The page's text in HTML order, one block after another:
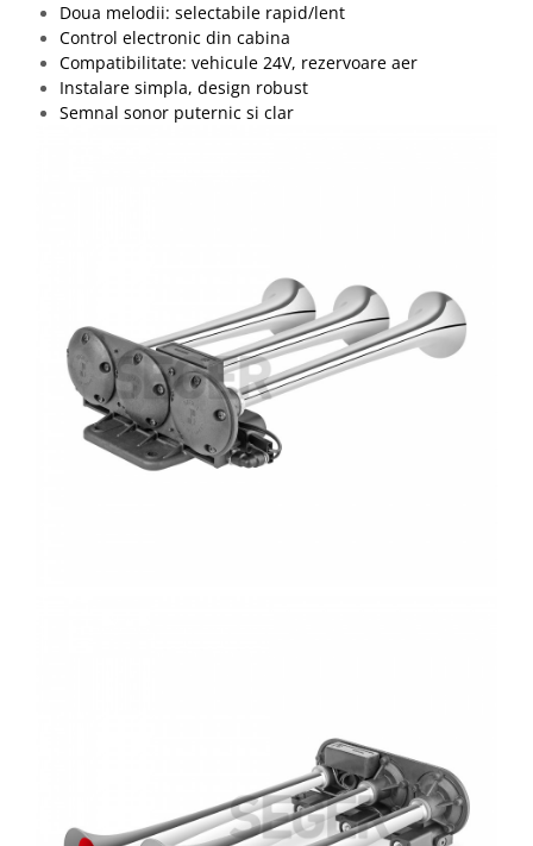
Doua melodii: selectabile rapid/lent
Control electronic din cabina
Compatibilitate: vehicule 24V, rezervoare aer
Instalare simpla, design robust
Semnal sonor puternic si clar